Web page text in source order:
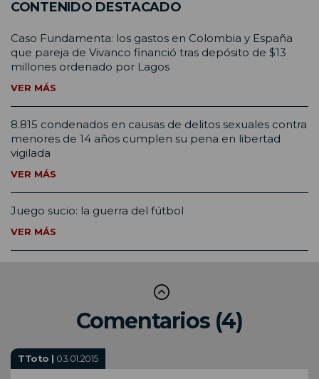
CONTENIDO DESTACADO
Caso Fundamenta: los gastos en Colombia y España
que pareja de Vivanco financió tras depósito de $13
millones ordenado por Lagos
VER MÁS
8.815 condenados en causas de delitos sexuales contra
menores de 14 años cumplen su pena en libertad
vigilada
VER MÁS
Juego sucio: la guerra del fútbol
VER MÁS
Comentarios (4)
TToto | 03.01.2015